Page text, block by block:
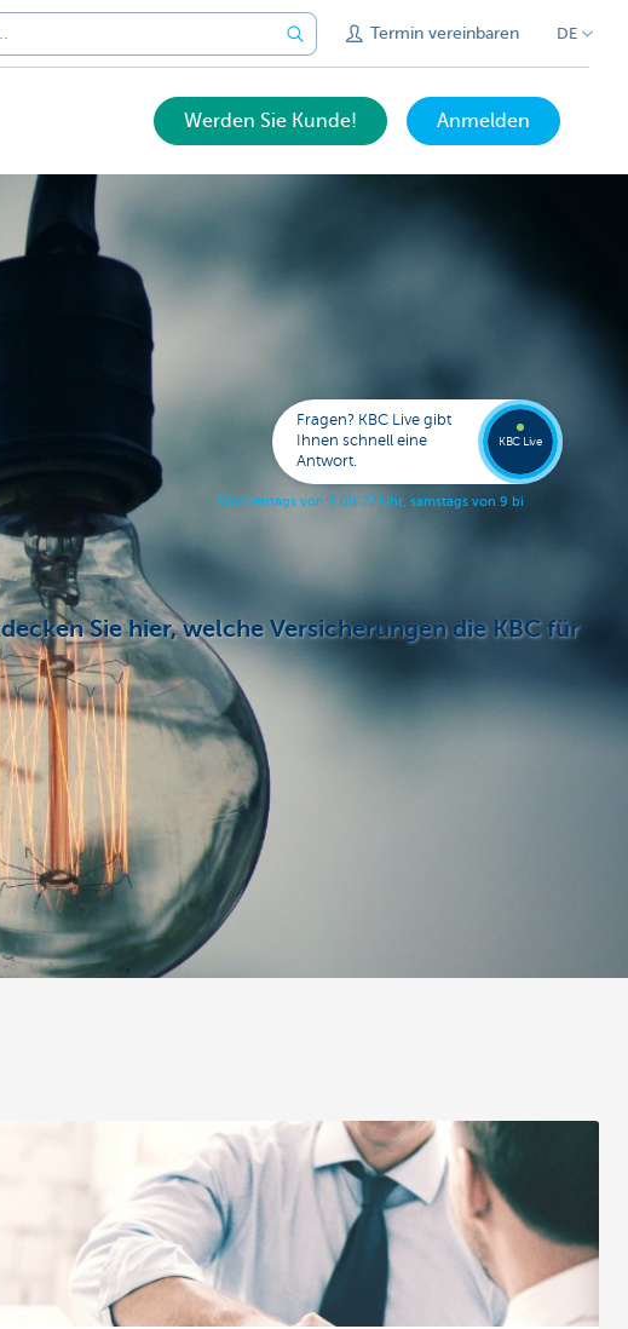
Termin vereinbaren DE
Werden Sie Kunde! Anmelden
Sie hier, welche Versicherungen die KBC für
Fragen? KBC Live gibt
Ihnen schnell eine
Antwort.
Wochentags von 8 bis 22 Uhr, samstags von 9 bi
KBC Live